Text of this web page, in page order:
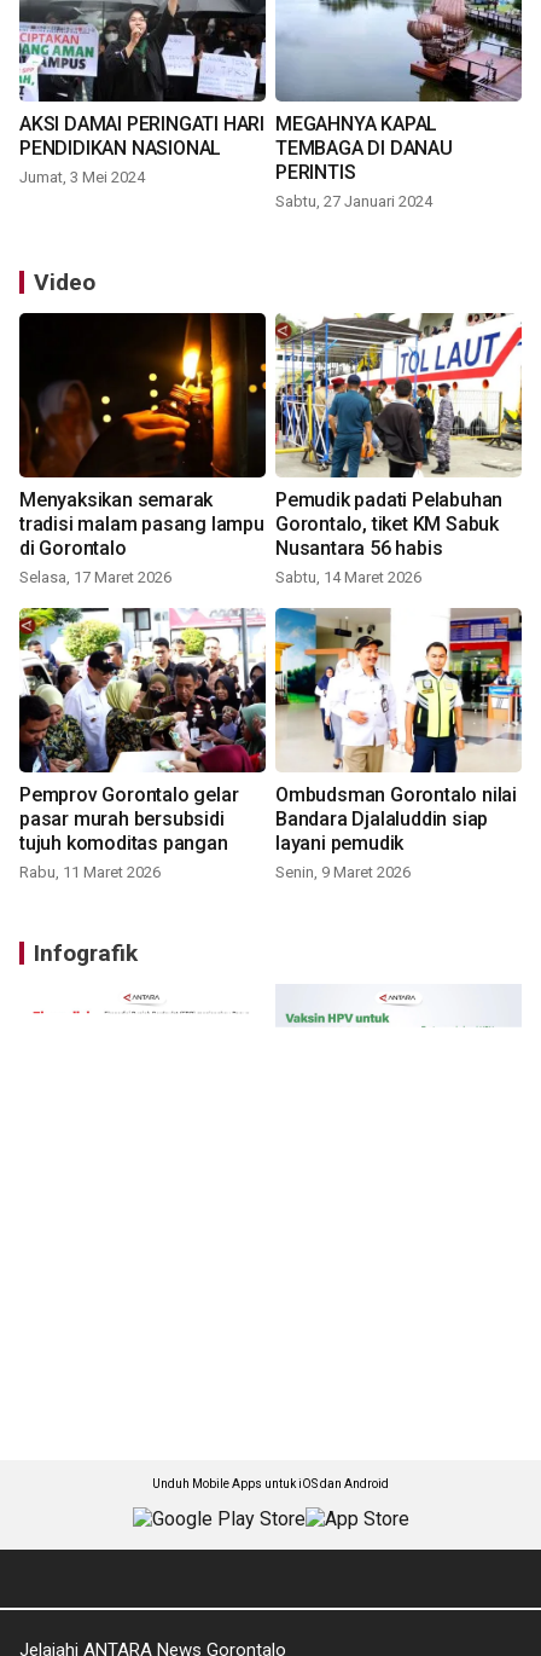
AKSI DAMAI PERINGATI HARI
PENDIDIKAN NASIONAL
Jumat, 3 Mei 2024
MEGAHNYA KAPAL
TEMBAGA DI DANAU
PERINTIS
Sabtu, 27 Januari 2024
Video
Menyaksikan semarak
tradisi malam pasang lampu
di Gorontalo
Selasa, 17 Maret 2026
Pemudik padati Pelabuhan
Gorontalo, tiket KM Sabuk
Nusantara 56 habis
Sabtu, 14 Maret 2026
Pemprov Gorontalo gelar
pasar murah bersubsidi
tujuh komoditas pangan
Rabu, 11 Maret 2026
Ombudsman Gorontalo nilai
Bandara Djalaluddin siap
layani pemudik
Senin, 9 Maret 2026
Infografik
Unduh Mobile Apps untuk iOS dan Android
Jelajahi ANTARA News Gorontalo